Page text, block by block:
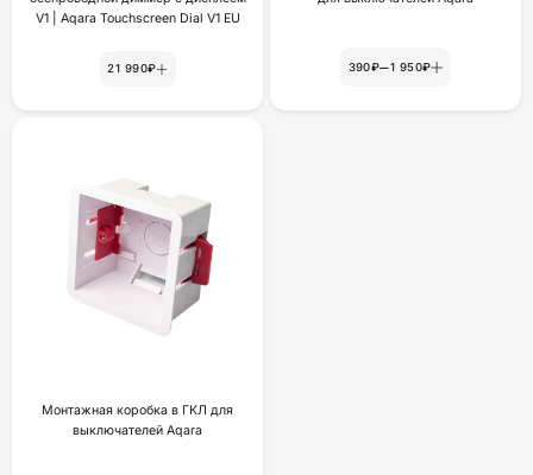
V1 | Aqara Touchscreen Dial V1 EU
21 990₽ 390₽–1 950₽
Монтажная коробка в ГКЛ для
выключателей Aqara